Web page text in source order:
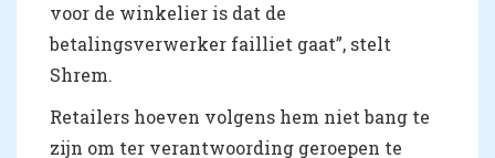
voor de winkelier is dat de
betalingsverwerker failliet gaat”, stelt
Shrem.
Retailers hoeven volgens hem niet bang te
zijn om ter verantwoording geroepen te